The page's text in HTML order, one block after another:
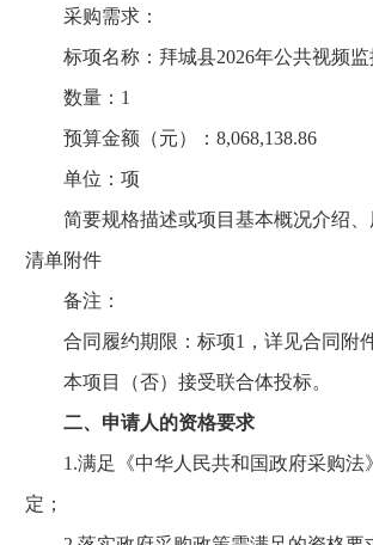
采购需求：
标项名称：拜城县2026年公共视频监
数量：1
预算金额（元）：8,068,138.86
单位：项
简要规格描述或项目基本概况介绍、
清单附件
备注：
合同履约期限：标项1，详见合同附
本项目（否）接受联合体投标。
二、申请人的资格要求
1.满足《中华人民共和国政府采购法
定；